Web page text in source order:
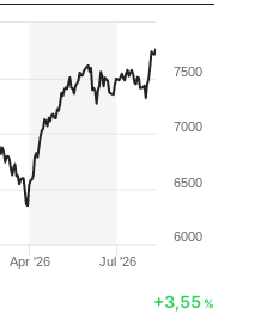
Apr '26 Jul '26
6000
6500
7000
7500
+3,55%